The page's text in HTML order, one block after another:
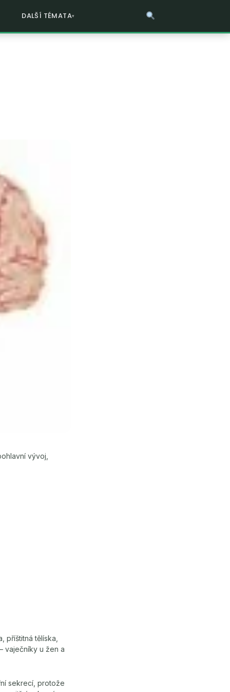
DALŠÍ TÉMATA
vývoj,
příštitná tělíska,
vaječníky u žen a
sekrecí, protože